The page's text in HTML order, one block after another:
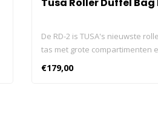
De RD-2 is TUSA's nieuwste
tas met grote compartimenten
weekend tas dat jouw uitrusting
€179,00